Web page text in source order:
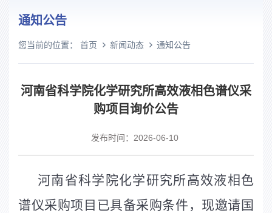
通知公告
您当前的位置： 首页 新闻动态 通知公告
河南省科学院化学研究所高效液相色谱仪采
购项目询价公告
发布时间：2026-06-10
河南省科学院化学研究所高效液相色
谱仪采购项目已具备采购条件，现邀请国